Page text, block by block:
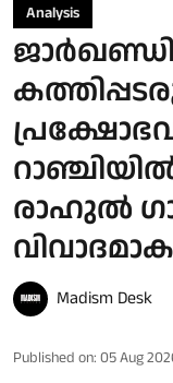
Analysis
രാഹുൽ
Madism Desk
Published on: 05 Aug